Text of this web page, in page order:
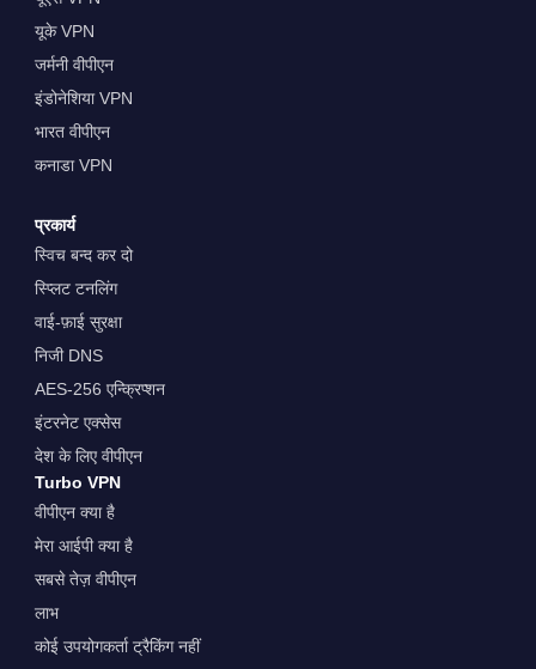
यूके VPN
जर्मनी वीपीएन
इंडोनेशिया VPN
भारत वीपीएन
कनाडा VPN
प्रकार्य
स्विच बन्द कर दो
स्प्लिट टनलिंग
वाई-फ़ाई सुरक्षा
निजी DNS
AES-256 एन्क्रिप्शन
इंटरनेट एक्सेस
देश के लिए वीपीएन
Turbo VPN
वीपीएन क्या है
मेरा आईपी क्या है
सबसे तेज़ वीपीएन
लाभ
कोई उपयोगकर्ता ट्रैकिंग नहीं